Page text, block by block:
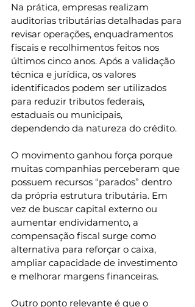
Na prática, empresas realizam
auditorias tributárias detalhadas para
revisar operações, enquadramentos
fiscais e recolhimentos feitos nos
últimos cinco anos. Após a validação
técnica e jurídica, os valores
identificados podem ser utilizados
para reduzir tributos federais,
estaduais ou municipais,
dependendo da natureza do crédito.
O movimento ganhou força porque
muitas companhias perceberam que
possuem recursos “parados” dentro
da própria estrutura tributária. Em
vez de buscar capital externo ou
aumentar endividamento, a
compensação fiscal surge como
alternativa para reforçar o caixa,
ampliar capacidade de investimento
e melhorar margens financeiras.
Outro ponto relevante é que o